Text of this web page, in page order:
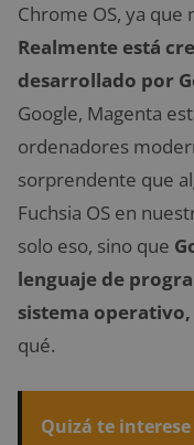
Chrome OS, ya que
Realmente está
desarrollado por
Google, Magenta
ordenadores
sorprendente que
Fuchsia OS en
solo eso, sino que
lenguaje de
sistema operativo,
qué.
Quizá te